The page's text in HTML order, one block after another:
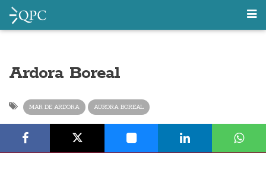
Ardora Boreal
MAR DE ARDORA AURORA BOREAL